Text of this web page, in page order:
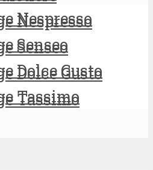
Nespresso
Senseo
Dolce Gusto
Tassimo
Nespresso
Senseo
Dolce Gusto
Tassimo